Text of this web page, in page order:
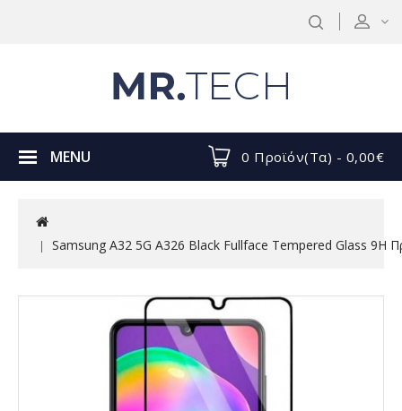
0 Προϊόν(τα) - 0,00€
MENU
Samsung A32 5G A326 Black Fullface Tempered Glass 9H